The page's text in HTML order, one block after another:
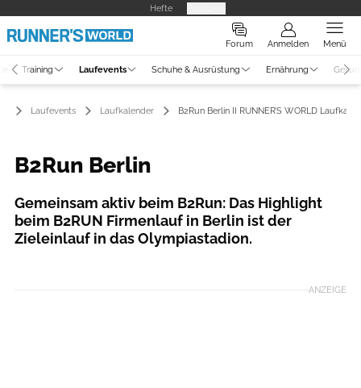
Hefte
Forum Anmelden Menü
Training Laufevents Schuhe & Ausrüstung Ernährung
Laufevents Laufkalender B2Run Berlin II RUNNER’S WORLD
B2Run Berlin
Gemeinsam aktiv beim B2Run: Das Highlight
beim B2RUN Firmenlauf in Berlin ist der
Zieleinlauf in das Olympiastadion.
ANZEIGE